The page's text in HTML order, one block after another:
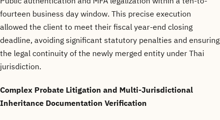
fourteen business day window. This precise execution
allowed the client to meet their fiscal year-end closing
deadline, avoiding significant statutory penalties and ensuring
the legal continuity of the newly merged entity under Thai
jurisdiction.
Complex Probate Litigation and Multi-Jurisdictional
Inheritance Documentation Verification